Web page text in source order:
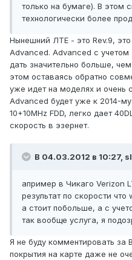
только на бумаге). В этом
технологически более
Нынешний ЛТЕ - это Rev.9,
Advanced. Advanced с учетом
дать значительно больше,
этом оставаясь обратно
уже идет на моделях и очень
Advanced будет уже к 2014-
10+10MHz FDD, легко дает
скорость в эзернет.
В 04.03.2012 в 10:27,
апример в Чикаго Verizon
результат по скорости
а стоит побольше, а с
так вообще услуга, я
Я не буду комментировать за
покрытия на карте даже не